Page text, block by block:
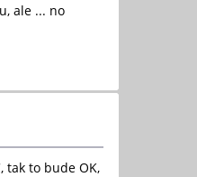
ale ... no
tak to bude OK,